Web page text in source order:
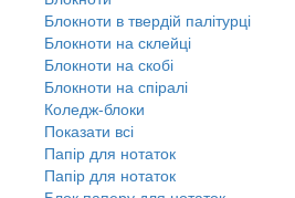
Блокноти в твердій палітурці
Блокноти на склейці
Блокноти на скобі
Блокноти на спіралі
Коледж-блоки
Показати всі
Папір для нотаток
Папір для нотаток